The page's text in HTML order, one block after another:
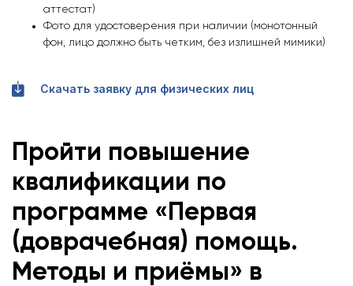
аттестат)
Фото для удостоверения при наличии (монотонный
фон, лицо должно быть четким, без излишней мимики)
Скачать заявку для физических лиц
Пройти повышение
квалификации по
программе «Первая
(доврачебная) помощь.
Методы и приёмы» в